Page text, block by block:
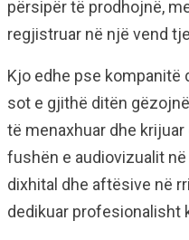
përsipër të prodhojnë,
regjistruar në një vend
Kjo edhe pse
sot e gjithë ditën
të menaxhuar dhe
fushën e audiovizualit
dixhital dhe aftësive në
dedikuar profesionalisht